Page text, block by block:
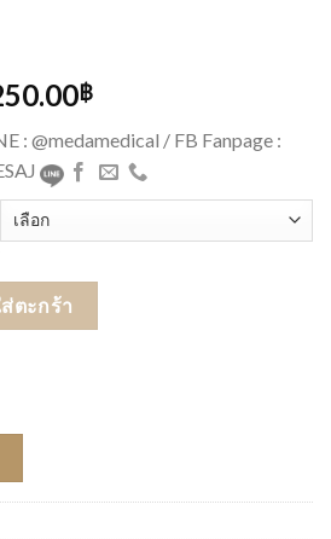
฿
: @medamedical / FB Fanpage :
ตะกร้า